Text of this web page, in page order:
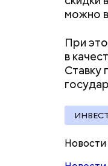
можно
При
в
Ставку
В
батареи дома и